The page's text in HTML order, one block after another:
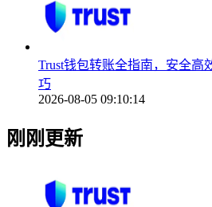
Trust钱包转账全指南，安全高
巧
2026-08-05 09:10:14
刚刚更新